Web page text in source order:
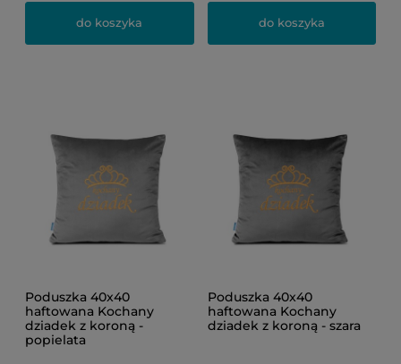
do koszyka do koszyka
Poduszka 40x40
haftowana Kochany
dziadek z koroną -
popielata
Poduszka 40x40
haftowana Kochany
dziadek z koroną - szara